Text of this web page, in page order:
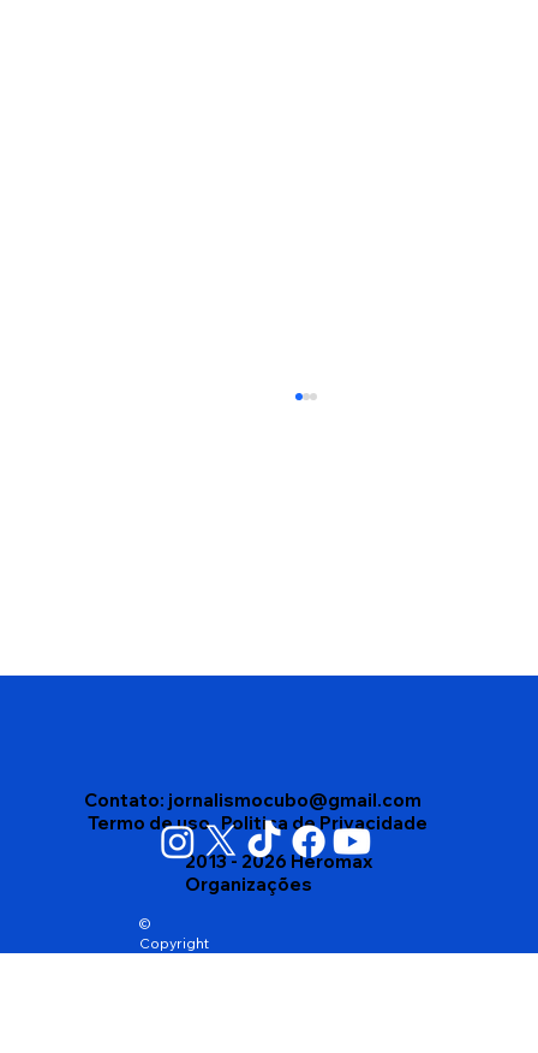
Vigilância Sanitária apreende mais de
Contato: jornalismocubo@gmail.com
Termo de uso Politica de Privacidade
©
Copyright
2013 - 2026 Heromax
Organizações